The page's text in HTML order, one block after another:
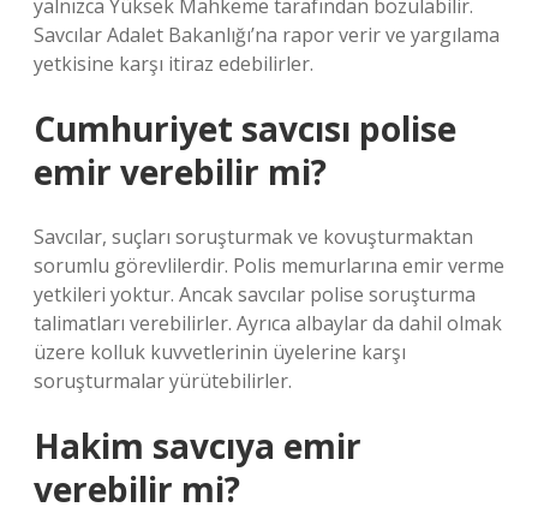
yalnızca Yüksek Mahkeme tarafından bozulabilir.
Savcılar Adalet Bakanlığı’na rapor verir ve yargılama
yetkisine karşı itiraz edebilirler.
Cumhuriyet savcısı polise
emir verebilir mi?
Savcılar, suçları soruşturmak ve kovuşturmaktan
sorumlu görevlilerdir. Polis memurlarına emir verme
yetkileri yoktur. Ancak savcılar polise soruşturma
talimatları verebilirler. Ayrıca albaylar da dahil olmak
üzere kolluk kuvvetlerinin üyelerine karşı
soruşturmalar yürütebilirler.
Hakim savcıya emir
verebilir mi?